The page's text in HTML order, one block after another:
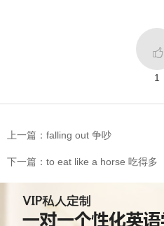

1
上一篇：falling out 争吵
下一篇：to eat like a horse 吃得多